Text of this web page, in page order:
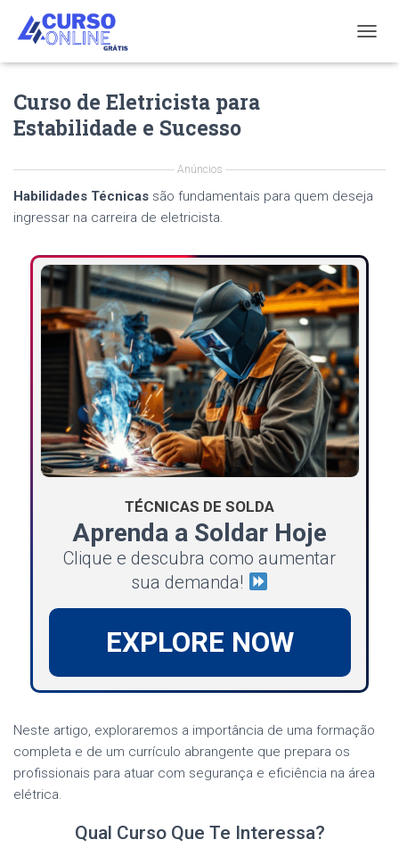
O
I
I
Curso de Eletricista para
Estabilidade e Sucesso
Anúncios
Habilidades Técnicas são fundamentais para quem deseja
ingressar na carreira de eletricista.
TÉCNICAS DE SOLDA
Aprenda a Soldar Hoje
Clique e descubra como aumentar
sua demanda!
EXPLORE NOW
Neste artigo, exploraremos a importância de uma formação
completa e de um currículo abrangente que prepara os
profissionais para atuar com segurança e eficiência na área
elétrica.
Qual Curso Que Te Interessa?